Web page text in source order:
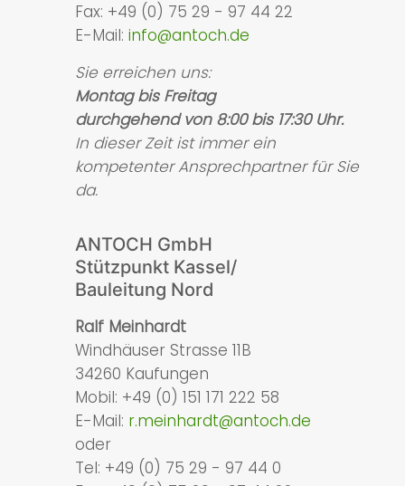
Fax: +49 (0) 75 29 - 97 44 22
E-Mail: info@antoch.de
Sie erreichen uns:
Montag bis Freitag
durchgehend von 8:00 bis 17:30 Uhr.
In dieser Zeit ist immer ein
kompetenter Ansprechpartner für Sie
da.
ANTOCH GmbH
Stützpunkt Kassel/
Bauleitung Nord
Ralf Meinhardt
Windhäuser Strasse 11B
34260 Kaufungen
Mobil: +49 (0) 151 171 222 58
E-Mail: r.meinhardt@antoch.de
oder
Tel: +49 (0) 75 29 - 97 44 0